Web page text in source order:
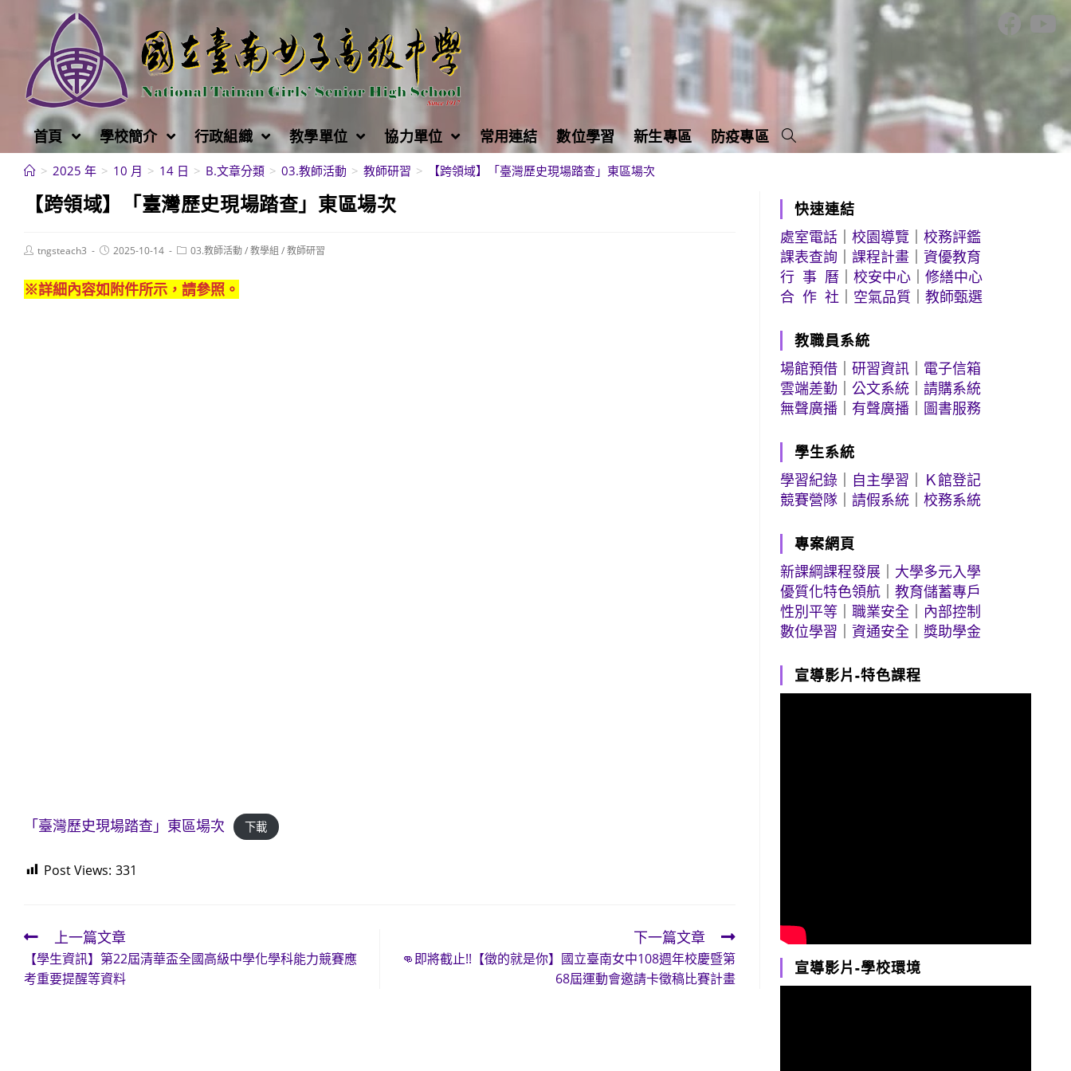
首頁 學校簡介 行政組織 教學單位 協力單位 常用連結 數位學習 新生專區 防疫專區
> 2025 年 > 10 月 > 14 日 > B.文章分類 > 03.教師活動 > 教師研習 > 【跨領域】「臺灣歷史現場踏查」東區場次
【跨領域】「臺灣歷史現場踏查」東區場次
Posttngsteach3
Post2025-10-14
Post03.教師活動/教學組 /教師研習
※詳細內容如附件所示，請參照。
「臺灣歷史現場踏查」東區場次 下載
Post Views: 331
Read
more
articles
上一篇文章
【學生資訊】第22屆清華盃全國高級中學化學科能力競賽應
考重要提醒等資料
下一篇文章
👊即將截止!!【徵的就是你】國立臺南女中108週年校慶暨第
68屆運動會邀請卡徵稿比賽計畫
快速連結
處室電話 ｜校園導覽 ｜校務評鑑
課表查詢 ｜課程計畫 ｜資優教育
行 事 曆 ｜校安中心 ｜修繕中心
合 作 社
空氣品質 ｜教師甄選
教職員系統
場館預借 ｜研習資訊
電子信箱
雲端差勤 ｜公文系統 ｜請購系統
無聲廣播
有聲廣播 圖書服務
學生系統
學習紀錄
自主學習
Ｋ館登記
競賽營隊 ｜請假系統 ｜校務系統
專案網頁
新課綱課程發展
大學多元入學
優質化特色領航 ｜教育儲蓄專戶
性別平等 ｜職業安全
內部控制
數位學習 ｜資通安全 ｜獎助學金
宣導影片-特色課程
宣導影片-學校環境